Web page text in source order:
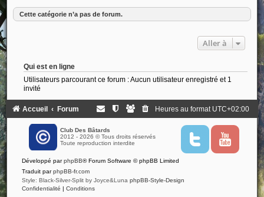
Cette catégorie n’a pas de forum.
Aller à
Qui est en ligne
Utilisateurs parcourant ce forum : Aucun utilisateur enregistré et 1
invité
Accueil Forum Heures au format UTC+02:00
Club Des Bâtards
2012 - 2026 © Tous droits réservés
Toute reproduction interdite
T
i
Y
u
Développé parphpBB® Forum Software © phpBB Limited
Traduit parphpBB-fr.com
Style: Black-Silver-Split by Joyce&Luna phpBB-Style-Design
Confidentialité | Conditions